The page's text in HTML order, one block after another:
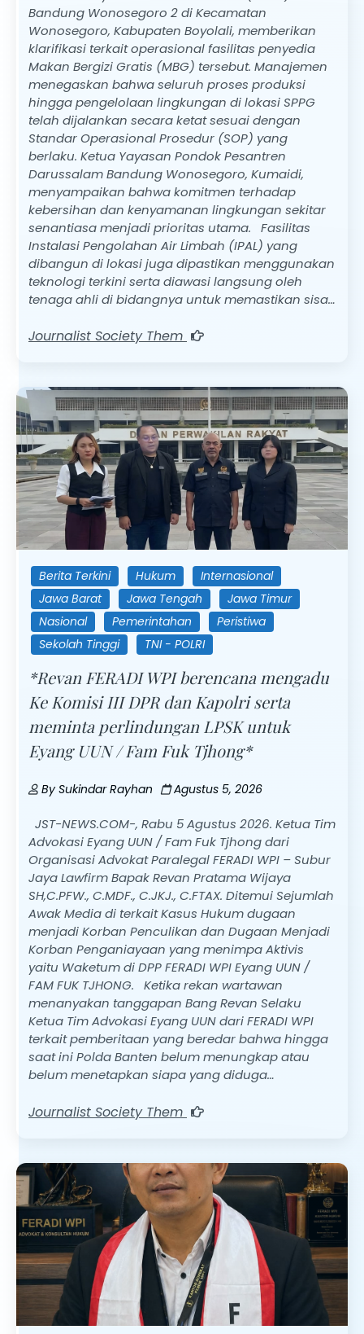
Bandung Wonosegoro 2 di Kecamatan
Wonosegoro, Kabupaten Boyolali, memberikan
klarifikasi terkait operasional fasilitas penyedia
Makan Bergizi Gratis (MBG) tersebut. Manajemen
menegaskan bahwa seluruh proses produksi
hingga pengelolaan lingkungan di lokasi SPPG
telah dijalankan secara ketat sesuai dengan
Standar Operasional Prosedur (SOP) yang
berlaku. Ketua Yayasan Pondok Pesantren
Darussalam Bandung Wonosegoro, Kumaidi,
menyampaikan bahwa komitmen terhadap
kebersihan dan kenyamanan lingkungan sekitar
senantiasa menjadi prioritas utama. Fasilitas
Instalasi Pengolahan Air Limbah (IPAL) yang
dibangun di lokasi juga dipastikan menggunakan
teknologi terkini serta diawasi langsung oleh
tenaga ahli di bidangnya untuk memastikan sisa…
Journalist Society Them
Berita Terkini Hukum
Internasional
Jawa Barat
Jawa Tengah
Jawa Timur
Nasional
Pemerintahan
Peristiwa
Sekolah Tinggi
TNI - POLRI
*Revan FERADI WPI berencana mengadu
Ke Komisi III DPR dan Kapolri serta
meminta perlindungan LPSK untuk
Eyang UUN / Fam Fuk Tjhong*
BySukindar Rayhan Agustus 5, 2026
JST-NEWS.COM-, Rabu 5 Agustus 2026. Ketua Tim
Advokasi Eyang UUN / Fam Fuk Tjhong dari
Organisasi Advokat Paralegal FERADI WPI – Subur
Jaya Lawfirm Bapak Revan Pratama Wijaya
SH,C.PFW., C.MDF., C.JKJ., C.FTAX. Ditemui Sejumlah
Awak Media di terkait Kasus Hukum dugaan
menjadi Korban Penculikan dan Dugaan Menjadi
Korban Penganiayaan yang menimpa Aktivis
yaitu Waketum di DPP FERADI WPI Eyang UUN /
FAM FUK TJHONG. Ketika rekan wartawan
menanyakan tanggapan Bang Revan Selaku
Ketua Tim Advokasi Eyang UUN dari FERADI WPI
terkait pemberitaan yang beredar bahwa hingga
saat ini Polda Banten belum menungkap atau
belum menetapkan siapa yang diduga…
Journalist Society Them